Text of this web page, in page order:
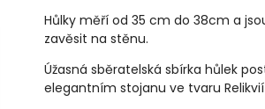
Hůlky měří od 35 cm do 38cm a
zavěsit na stěnu.
Úžasná sběratelská sbírka hůlek
elegantním stojanu ve tvaru